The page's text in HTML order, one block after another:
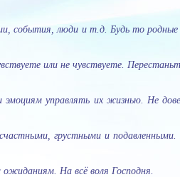
события, люди и т.д. Будь то родные
или не чувствуете.
управлять их жизнью. Не
грустными и
На всё воля Господня.